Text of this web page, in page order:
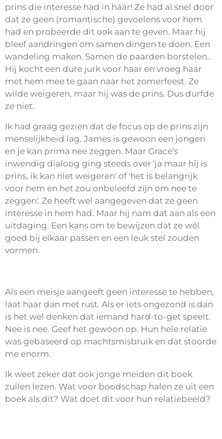
prins die interesse had in háár! Ze had al snel door
dat ze geen (romantische) gevoelens voor hem
had en probeerde dit ook aan te geven. Maar hij
bleef aandringen om samen dingen te doen. Een
wandeling maken. Samen de paarden borstelen..
Hij kocht een dure jurk voor haar en vroeg haar
met hem mee te gaan naar het zomerfeest. Ze
wilde weigeren, maar hij was de prins. Dus durfde
ze niet.
Ik had graag gezien dat de focus op de prins zijn
menselijkheid lag. James is gewoon een jongen
en je kan prima nee zeggen. Maar Grace's
inwendig dialoog ging steeds over 'ja maar hij is
prins, ik kan niet weigeren' of 'het is belangrijk
voor hem en het zou onbeleefd zijn om nee te
zeggen'. Ze heeft wel aangegeven dat ze geen
interesse in hem had. Maar hij nam dat aan als een
uitdaging. Een kans om te bewijzen dat ze wél
goed bij elkaar passen en een leuk stel zouden
vormen.
Als een meisje aangeeft geen interesse te hebben,
laat haar dan met rust. Als er iets ongezond is dan
is het wel denken dat iemand hard-to-get speelt.
Nee is nee. Geef het gewoon op. Hun hele relatie
was gebaseerd op machtsmisbruik en dat stoorde
me enorm.
Ik weet zeker dat ook jonge meiden dit boek
zullen lezen. Wat voor boodschap halen ze uit een
boek als dit? Wat doet dit voor hun relatiebeeld?